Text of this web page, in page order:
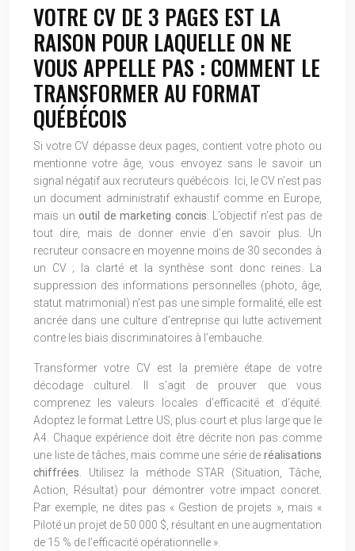
VOTRE CV DE 3 PAGES EST LA
RAISON POUR LAQUELLE ON NE
VOUS APPELLE PAS : COMMENT LE
TRANSFORMER AU FORMAT
QUÉBÉCOIS
Si votre CV dépasse deux pages, contient votre photo ou
mentionne votre âge, vous envoyez sans le savoir un
signal négatif aux recruteurs québécois. Ici, le CV n’est pas
un document administratif exhaustif comme en Europe,
mais un outil de marketing concis . L’objectif n’est pas de
tout dire, mais de donner envie d’en savoir plus. Un
recruteur consacre en moyenne moins de 30 secondes à
un CV ; la clarté et la synthèse sont donc reines. La
suppression des informations personnelles (photo, âge,
statut matrimonial) n’est pas une simple formalité, elle est
ancrée dans une culture d’entreprise qui lutte activement
contre les biais discriminatoires à l’embauche.
Transformer votre CV est la première étape de votre
décodage culturel. Il s’agit de prouver que vous
comprenez les valeurs locales d’efficacité et d’équité.
Adoptez le format Lettre US, plus court et plus large que le
A4. Chaque expérience doit être décrite non pas comme
une liste de tâches, mais comme une série de réalisations
chiffrées . Utilisez la méthode STAR (Situation, Tâche,
Action, Résultat) pour démontrer votre impact concret.
Par exemple, ne dites pas « Gestion de projets », mais «
Piloté un projet de 50 000 $, résultant en une augmentation
de 15 % de l’efficacité opérationnelle ».